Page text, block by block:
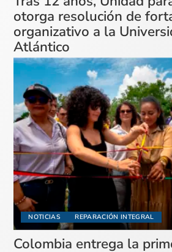
otorga resolución de
organizativo a la
Atlántico
NOTICIAS REPARACIÓN INTEGRAL
Colombia entrega la